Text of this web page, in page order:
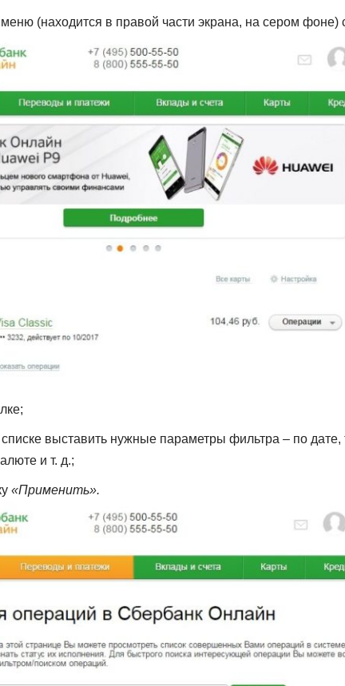
(находится в правой части экрана, на сером фоне)
выставить нужные параметры фильтра – по
и т. д.;
«Применить».